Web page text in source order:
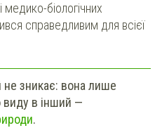
медико-біологічних
справедливим для всієї
не зникає: вона лише
виду в інший —
.